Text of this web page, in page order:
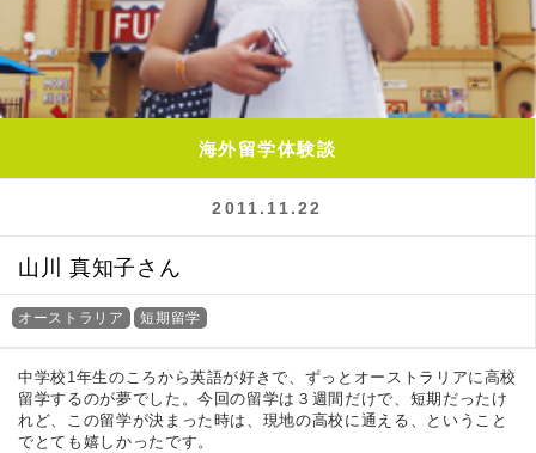
海外留学体験談
2011.11.22
山川 真知子さん
オーストラリア 短期留学
中学校1年生のころから英語が好きで、ずっとオーストラリアに高校
留学するのが夢でした。今回の留学は３週間だけで、短期だったけ
れど、この留学が決まった時は、現地の高校に通える、ということ
でとても嬉しかったです。